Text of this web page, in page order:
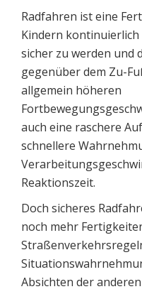
Radfahren ist eine
Kindern
sicher zu werden und
gegenüber dem Zu-
allgemein höheren
auch eine raschere
schnellere
Reaktionszeit.
Doch sicheres
noch mehr
Absichten der